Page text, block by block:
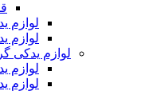
لوازم
لوازم
لوازم یدکی
لوازم
لوازم